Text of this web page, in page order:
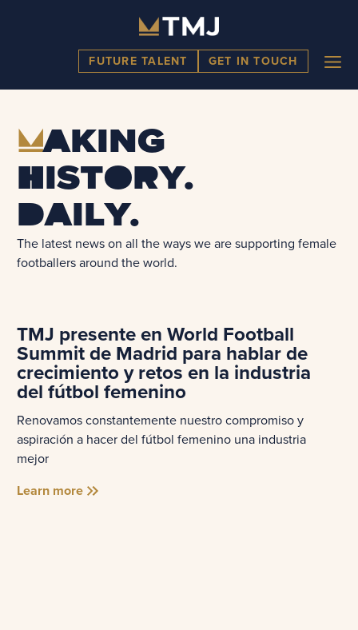
FUTURE TALENT GET IN TOUCH
Making
history.
Daily.
The latest news on all the ways we are supporting female
footballers around the world.
TMJ presente en World Football
Summit de Madrid para hablar de
crecimiento y retos en la industria
del fútbol femenino
Renovamos constantemente nuestro compromiso y
aspiración a hacer del fútbol femenino una industria
mejor
Learn more